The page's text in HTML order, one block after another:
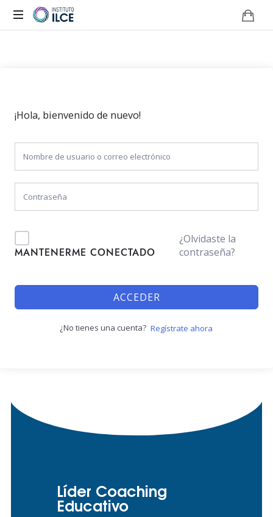
¡Hola, bienvenido de nuevo!
MANTENERME CONECTADO
¿Olvidaste la
contraseña?
ACCEDER
¿No tienes una cuenta? Regístrate ahora
Líder Coaching
Educativo